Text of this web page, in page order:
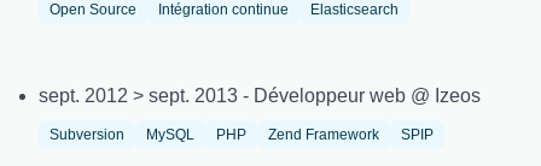
Open Source
Intégration continue Elasticsearch
sept. 2012 > sept. 2013 - Développeur web @ Izeos
Subversion MySQL PHP Zend Framework SPIP